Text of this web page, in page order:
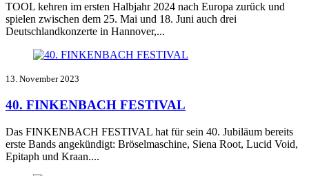
TOOL kehren im ersten Halbjahr 2024 nach Europa zurück und
spielen zwischen dem 25. Mai und 18. Juni auch drei
Deutschlandkonzerte in Hannover,...
13. November 2023
40. FINKENBACH FESTIVAL
Das FINKENBACH FESTIVAL hat für sein 40. Jubiläum bereits
erste Bands angekündigt: Bröselmaschine, Siena Root, Lucid Void,
Epitaph und Kraan....